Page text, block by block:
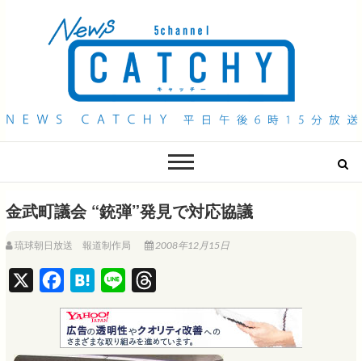
QAB NEWS Headline
金武町議会 “銃弾”発見で対応協議
琉球朝日放送 報道制作局 2008年12月15日
a
c
e
H
a
t
e
i
n
e
h
r
e